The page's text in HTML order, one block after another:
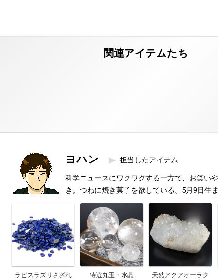
ヨハン 担当したアイテム
科学ニュースにワクワクする一方で、お笑い
き。つねに焼き菓子を欲している。5月9日生
ラピスラズリさざれ
特選丸玉・水晶
天然アクアオーラク